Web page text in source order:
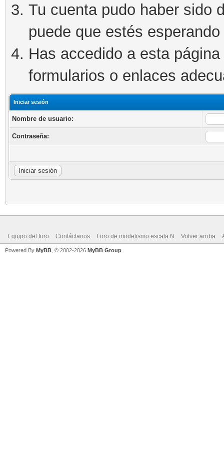
Tu cuenta pudo haber sido
puede que estés
Has accedido a esta
formularios o enlaces
Iniciar sesión
Nombre de usuario:
Contraseña:
Equipo del foro Contáctanos Foro de modelismo escala N Volver arriba
Powered By MyBB , © 2002-2026 MyBB Group